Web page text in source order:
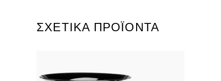
ΣΧΕΤΙΚΆ ΠΡΟΪΌΝΤΑ